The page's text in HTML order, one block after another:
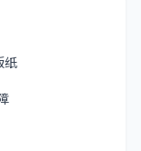
纸